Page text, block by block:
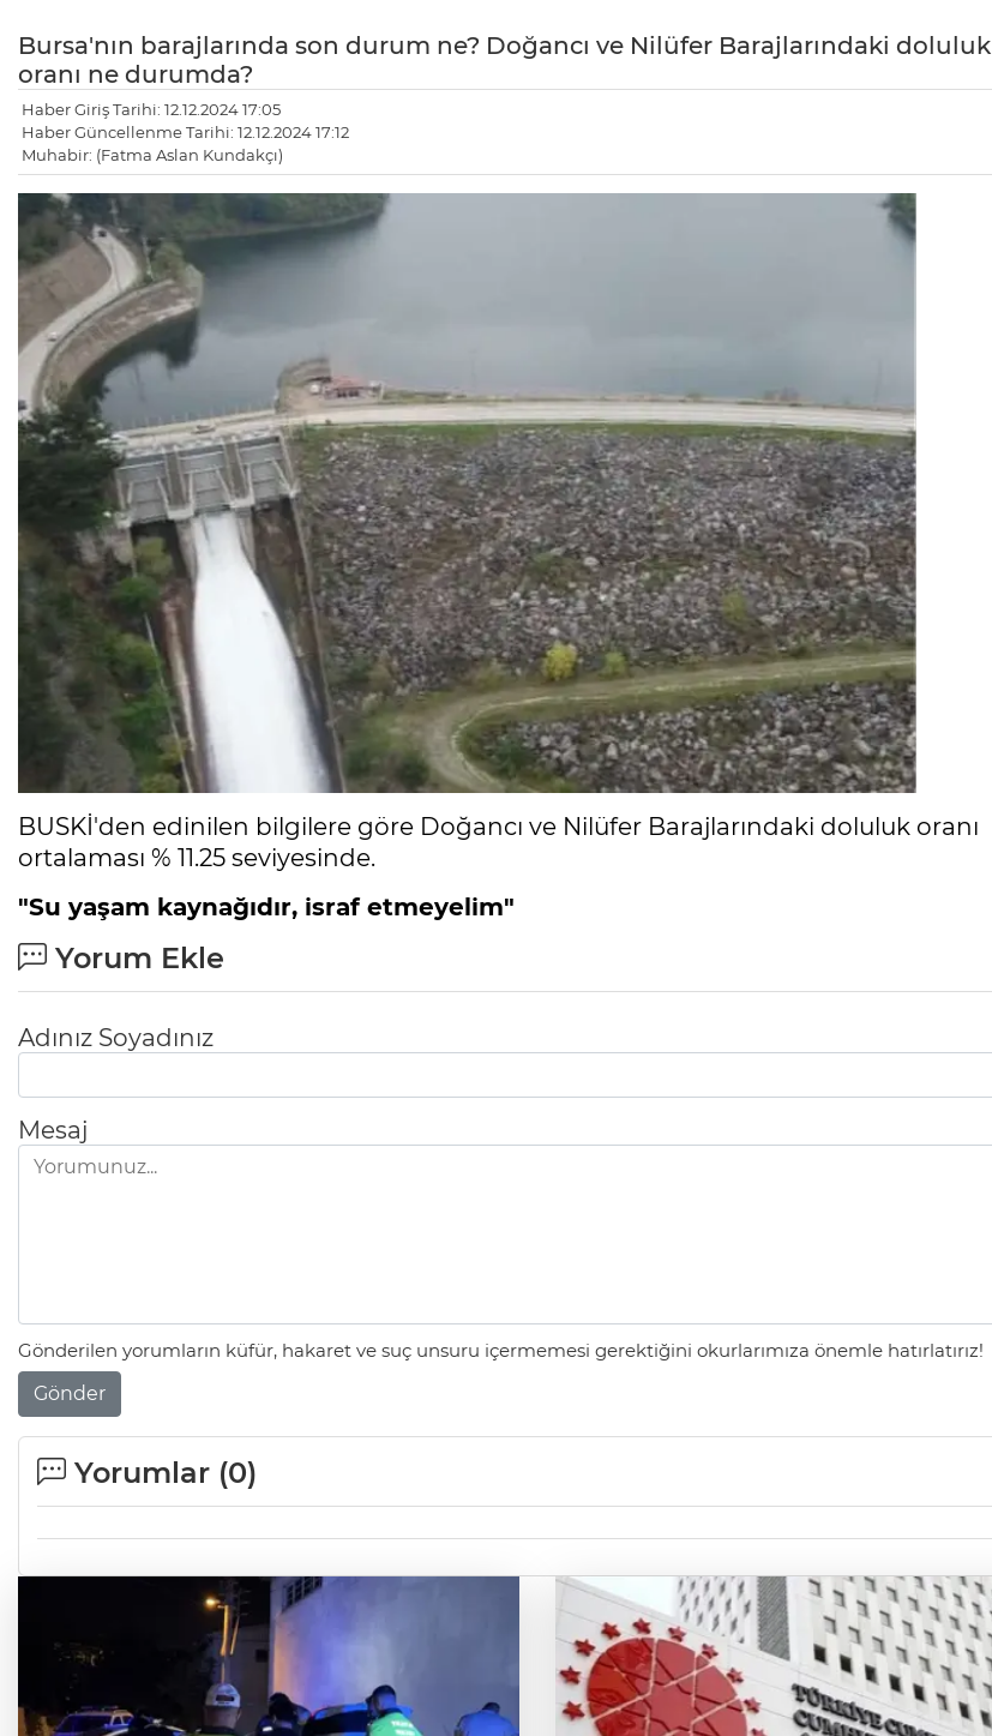
Bursa'nın barajlarında son durum ne? Doğancı ve Nilüfer Barajlarındaki doluluk
oranı ne durumda?
Haber Giriş Tarihi: 12.12.2024 17:05
Haber Güncellenme Tarihi: 12.12.2024 17:12
Muhabir: (Fatma Aslan Kundakçı)
BUSKİ'den edinilen bilgilere göre Doğancı ve Nilüfer Barajlarındaki doluluk oranı
ortalaması % 11.25 seviyesinde.
"Su yaşam kaynağıdır, israf etmeyelim"
Yorum Ekle
Adınız Soyadınız
Mesaj
Gönderilen yorumların küfür, hakaret ve suç unsuru içermemesi gerektiğini okurlarımıza önemle hatırlatırız!
Gönder
Yorumlar (0)